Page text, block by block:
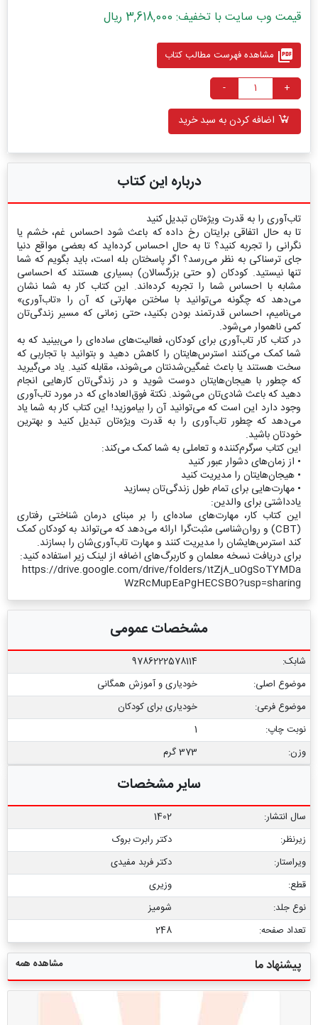
قیمت وب سایت با تخفیف: 3,618,000 ریال
picture_as_pdf مشاهده فهرست مطالب کتاب
+
-
اضافه کردن به سبد خرید
درباره این کتاب
تاب‌آوری را به قدرت ویژه‌تان تبدیل کنید
تا به حال اتفاقی برایتان رخ داده که باعث شود احساس غم، خشم یا
نگرانی را تجربه کنید؟ تا به حال احساس کرده‌اید که بعضی مواقع دنیا
جای ترسناکی به نظر می‌رسد؟ اگر پاسختان بله است، باید بگویم که شما
تنها نیستید. کودکان (و حتی بزرگسالان) بسیاری هستند که احساسی
مشابه با احساس شما را تجربه کرده‌اند. این کتاب کار به شما نشان
می‌دهد که چگونه می‌توانید با ساختن مهارتی که آن را «تاب‌آوری»
می‌نامیم، احساس قدرتمند بودن بکنید، حتی زمانی که مسیر زندگی‌تان
کمی ناهموار می‌شود.
در کتاب کار تاب‌آوری برای کودکان، فعالیت‌های ساده‌ای را می‌بینید که به
شما کمک می‌کنند استرس‌هایتان را کاهش دهید و بتوانید با تجاربی که
سخت هستند یا باعث غمگین‌شدنتان می‌شوند، مقابله کنید. یاد می‌گیرید
که چطور با هیجان‌هایتان دوست شوید و در زندگی‌تان کارهایی انجام
دهید که باعث شادی‌تان می‌شوند. نکتة فوق‌العاده‌ای که در مورد تاب‌آوری
وجود دارد این است که می‌توانید آن را بیاموزید! این کتاب کار به شما یاد
می‌دهد که چطور تاب‌آوری را به قدرت ویژه‌تان تبدیل کنید و بهترین
خودتان باشید.
این کتاب سرگرم‌کننده و تعاملی به شما کمک می‌کند:
• از زمان‌های دشوار عبور کنید
• هیجان‌هایتان را مدیریت کنید
• مهارت‌هایی برای تمام طول زندگی‌تان بسازید
یادداشتی برای والدین:
این کتاب کار، مهارت‌های ساده‌ای را بر مبنای درمان شناختی رفتاری
(CBT) و روان‌شناسی مثبت‌گرا ارائه می‌دهد که می‌تواند به کودکان کمک
کند استرس‌هایشان را مدیریت کنند و مهارت تاب‌آوری‌شان را بسازند.
برای دریافت نسخه معلمان و کاربرگ‌های اضافه از لینک زیر استفاده کنید:
https://drive.google.com/drive/folders/1tZj8_uOgSoTYMDa
WzRcMupEaPgHECSBO?usp=sharing
مشخصات عمومی
شابک:
9786222578114
موضوع اصلی:
خودیاری و آموزش همگانی
موضوع فرعی:
خودیاری برای کودکان
نوبت چاپ:
1
وزن:
373 گرم
سایر مشخصات
سال انتشار:
1402
زیرنظر:
دکتر رابرت بروک
ویراستار:
دکتر فربد مفیدی
قطع:
وزیری
نوع جلد:
شومیز
تعداد صفحه:
248
پیشنهاد ما مشاهده همه